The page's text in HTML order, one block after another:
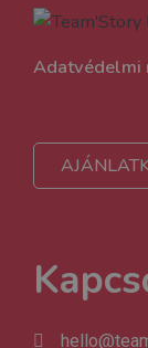
Adatvédelmi